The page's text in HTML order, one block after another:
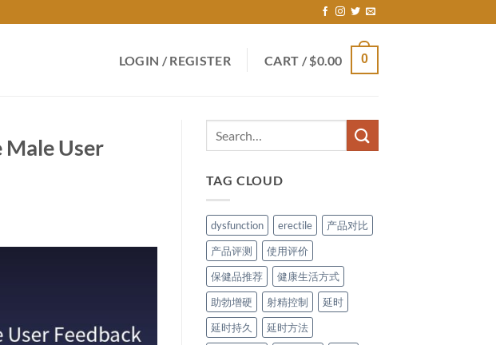
LOGIN / REGISTER CART /$0.00 0
Male User
TAG CLOUD
dysfunction erectile
产品对比
产品评测
使用评价
保健品推荐
健康生活方式
助勃增硬
射精控制
延时
延时持久
延时方法